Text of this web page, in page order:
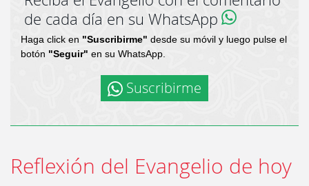
de cada día en su WhatsApp
Haga click en "Suscribirme" desde su móvil y luego pulse el
botón "Seguir" en su WhatsApp.
Suscribirme
Reflexión del Evangelio de hoy